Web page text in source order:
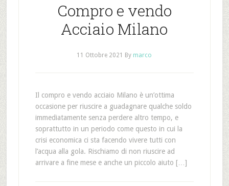
Compro e vendo
Acciaio Milano
11 Ottobre 2021 By marco
Il compro e vendo acciaio Milano è un’ottima
occasione per riuscire a guadagnare qualche soldo
immediatamente senza perdere altro tempo, e
soprattutto in un periodo come questo in cui la
crisi economica ci sta facendo vivere tutti con
l’acqua alla gola. Rischiamo di non riuscire ad
arrivare a fine mese e anche un piccolo aiuto […]